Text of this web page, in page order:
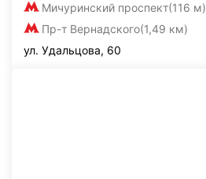
Мичуринский проспект(116 м)
Пр-т Вернадского(1,49 км)
ул. Удальцова, 60